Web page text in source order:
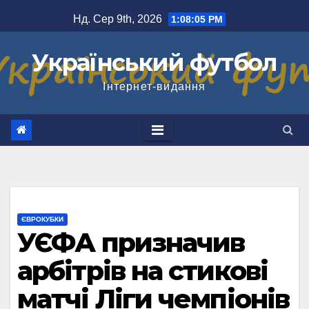
до
Нд. Сер 9th, 2026 1:08:05 PM
Український футбол
Інтернет-видання
ЄВРОКУБКИ
УЄФА призначив
арбітрів на стикові
матчі Ліги чемпіонів